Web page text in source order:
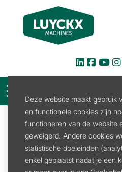
Verkoop
Werkplaats
Deze website maakt gebruik
en functionele cookies zijn
functioneren van de website
geweigerd. Andere cookies
statistische doeleinden
enkel geplaatst nadat je een